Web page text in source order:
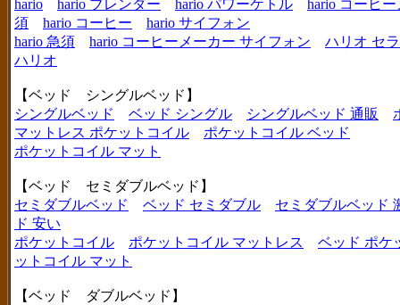
hario
hario ブレンダー hario パワーケトル
hario コーヒ
須
hario コーヒー
hario サイフォン
hario 急須
hario コーヒーメーカー サイフォン
ハリオ セ
ハリオ
【ベッド シングルベッド】
シングルベッド
ベッド シングル シングルベッド 通販
マットレス ポケットコイル
ポケットコイル ベッド
ポケットコイル マット
【ベッド セミダブルベッド】
セミダブルベッド
ベッド セミダブル
セミダブルベッド
ド 安い
ポケットコイル
ポケットコイル マットレス
ベッド ポケ
ットコイル マット
【ベッド ダブルベッド】